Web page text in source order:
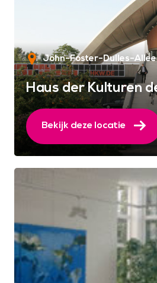
John-Foster-Dulles-Allee
Haus der Kulturen
Bekijk deze locatie